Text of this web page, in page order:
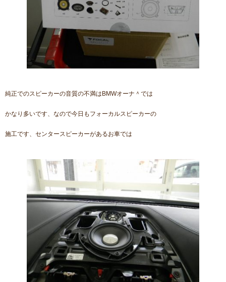
純正でのスピーカーの音質の不満はBMWオーナ＾では
かなり多いです、なので今日もフォーカルスピーカーの
施工です、センタースピーカーがあるお車では